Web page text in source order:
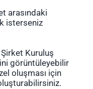
arasındaki
isterseniz
Kuruluş
görüntüleyebilir
oluşması için